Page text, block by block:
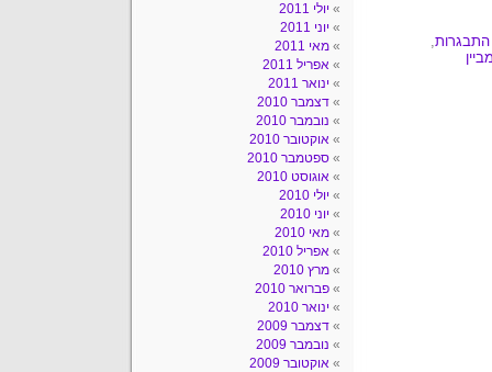
התבגרות,
יולי 2011
יוני 2011
מאי 2011
אפריל 2011
ינואר 2011
דצמבר 2010
נובמבר 2010
אוקטובר 2010
ספטמבר 2010
אוגוסט 2010
יולי 2010
יוני 2010
מאי 2010
אפריל 2010
מרץ 2010
פברואר 2010
ינואר 2010
דצמבר 2009
נובמבר 2009
אוקטובר 2009